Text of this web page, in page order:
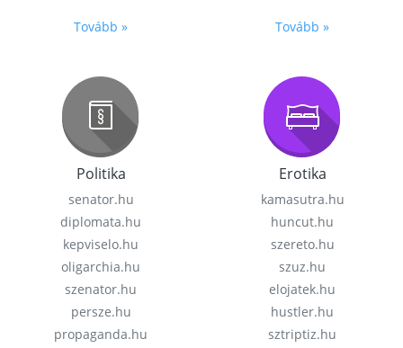
Tovább » Tovább »
Politika
senator.hu
diplomata.hu
kepviselo.hu
oligarchia.hu
szenator.hu
persze.hu
propaganda.hu
Erotika
kamasutra.hu
huncut.hu
szereto.hu
szuz.hu
elojatek.hu
hustler.hu
sztriptiz.hu